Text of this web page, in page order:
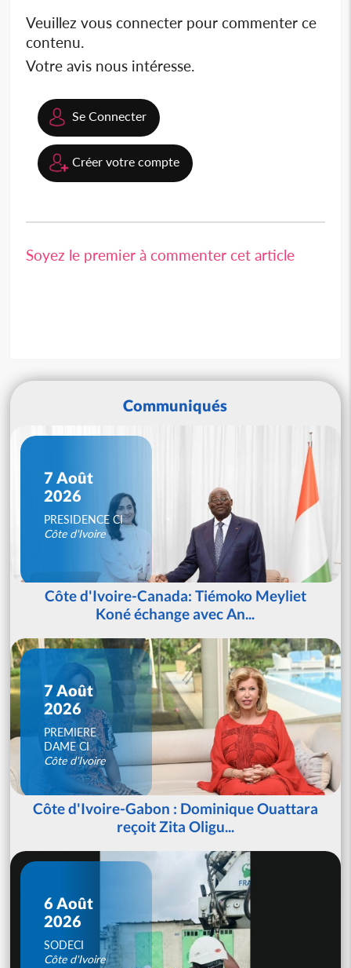
Veuillez vous connecter pour commenter ce
contenu.
Votre avis nous intéresse.
Se Connecter
Créer votre compte
Soyez le premier à commenter cet article
Communiqués
7 Août
2026
PRESIDENCE CI
Côte d'Ivoire
Côte d'Ivoire-Canada: Tiémoko Meyliet
Koné échange avec An...
7 Août
2026
PREMIERE
DAME CI
Côte d'Ivoire
Côte d'Ivoire-Gabon : Dominique Ouattara
reçoit Zita Oligu...
6 Août
2026
SODECI
Côte d'Ivoire